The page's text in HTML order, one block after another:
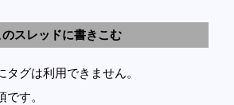
のスレッドに書きこむ
タグは利用できません。
です。